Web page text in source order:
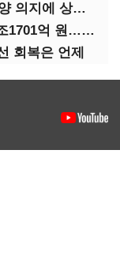
(특징주)윙입푸드, 경영진 주가 부양 의지에 상한가
한국투자증권, 상반기 영업이익 2조1701억 원… 전년비 89.1%↑
회복은 언제